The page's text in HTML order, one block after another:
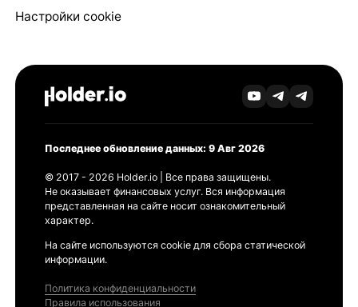
Настройки cookie
Последнее обновление данных: 9 Авг 2026
© 2017 - 2026 Holder.io | Все права защищены.
Не оказывает финансовых услуг. Вся информация
представленная на сайте носит ознакомительный
характер.
На сайте используются cookie для сбора статической
информации.
Политика конфиденциальности
Правила использования